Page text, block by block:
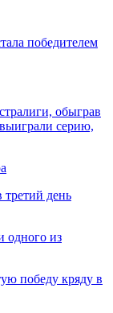
победителем
обыграв
серию,
день
одного из
победу кряду в